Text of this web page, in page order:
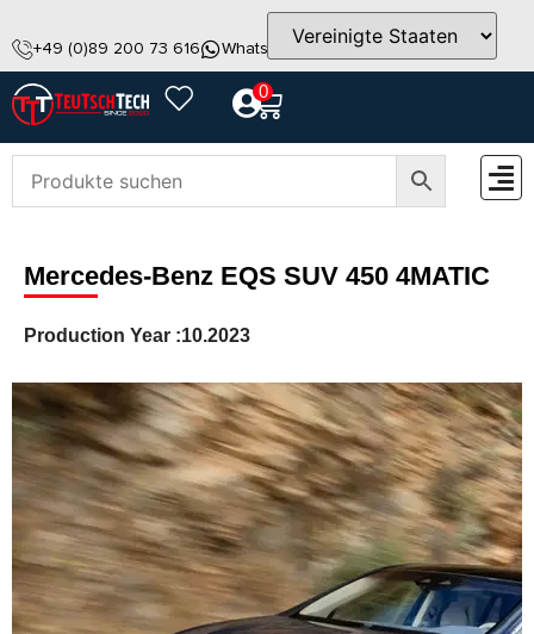
+49 (0)89 200 73 616 WhatsApp info@teutschtech.com
0
Mercedes-Benz EQS SUV 450 4MATIC
Production Year :10.2023